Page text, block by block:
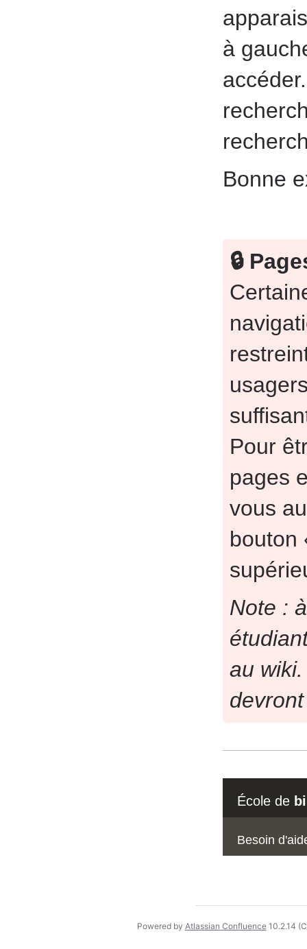
à
Bonne
🔒
Pour
pages
vous
Note :
au
École de
Besoin
Powered by Atlassian Confluence 10.2.14